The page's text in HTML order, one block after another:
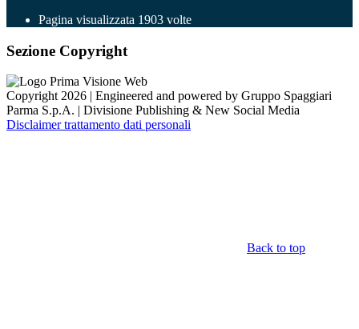
Pagina visualizzata 1903 volte
Sezione Copyright
Copyright 2026 | Engineered and powered by Gruppo Spaggiari
Parma S.p.A. | Divisione Publishing & New Social Media
Disclaimer trattamento dati personali
Back to top